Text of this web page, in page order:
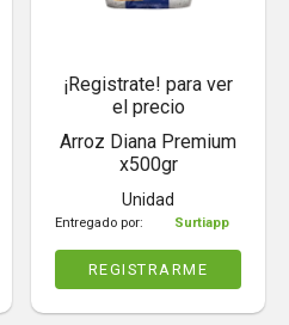
¡Registrate! para ver
el precio
Arroz Diana Premium
x500gr
Unidad
Entregado por: Surtiapp
REGISTRARME